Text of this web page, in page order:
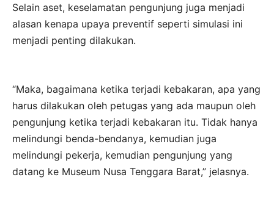
Selain aset, keselamatan pengunjung juga menjadi
alasan kenapa upaya preventif seperti simulasi ini
menjadi penting dilakukan.
“Maka, bagaimana ketika terjadi kebakaran, apa yang
harus dilakukan oleh petugas yang ada maupun oleh
pengunjung ketika terjadi kebakaran itu. Tidak hanya
melindungi benda-bendanya, kemudian juga
melindungi pekerja, kemudian pengunjung yang
datang ke Museum Nusa Tenggara Barat,” jelasnya.